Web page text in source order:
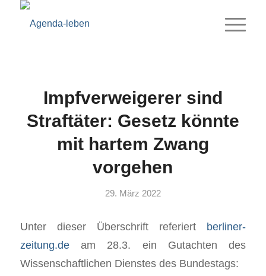
Impfverweigerer sind
Straftäter: Gesetz könnte
mit hartem Zwang
vorgehen
29. März 2022
Unter dieser Überschrift referiert berliner-
zeitung.deam 28.3. ein Gutachten des
Wissenschaftlichen Dienstes des Bundestags: